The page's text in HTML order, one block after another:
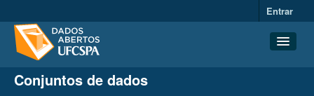
Entrar
Conjuntos de dados
Conjuntos de dados